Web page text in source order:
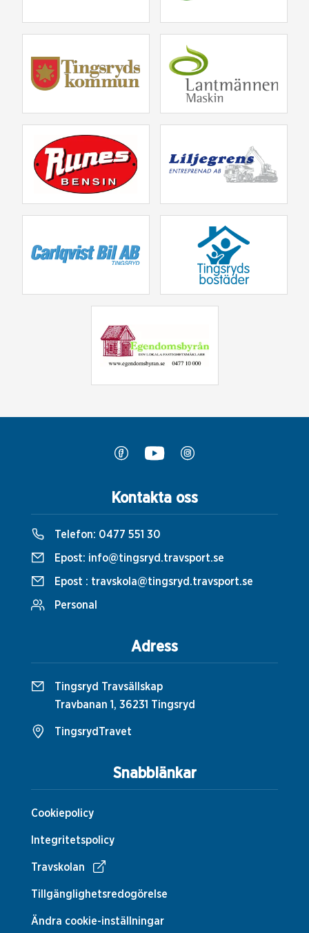
Snabblänkar
Cookiepolicy
Integritetspolicy
Travskolan
Tillgänglighetsredogörelse
Ändra cookie-inställningar
Kontakta oss
Telefon: 0477 551 30
Epost: info@tingsryd.travsport.se
Epost : travskola@tingsryd.travsport.se
Personal
Adress
Tingsryd Travsällskap
Travbanan 1, 36231 Tingsryd
TingsrydTravet